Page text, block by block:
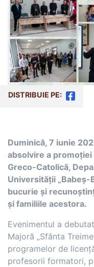
DISTRIBUIE PE:
Duminică, 7 iunie
absolvire a
Greco-Catolică,
Universității „Babeș-
bucurie și
și familiile acestora.
Evenimentul a
Majoră „Sfânta
programelor de
profesorii formatori,